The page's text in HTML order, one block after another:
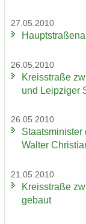
27.05.2010
26.05.2010
Kreis­stra­ße
und Leip­zi­ger
26.05.2010
Staats­mi­nis­ter
Wal­ter
21.05.2010
Kreis­stra­ße
ge­baut